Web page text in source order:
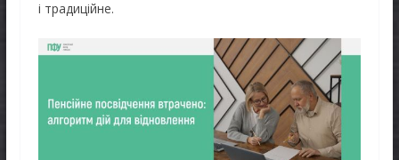
і традиційне.